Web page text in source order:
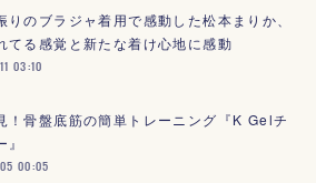
りのブラジャ着用で感動した松本まりか、
てる感覚と新たな着け心地に感動
03:10
！骨盤底筋の簡単トレーニング『K Gelチ
00:05